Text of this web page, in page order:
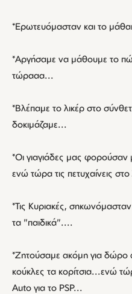
*Ερωτευόμασταν και το
*Αργήσαμε να μάθουμε το
τώρααα...
*Βλέπαμε το λικέρ στο
δοκιμάζαμε...
*Οι γιαγιάδες μας φορούσαν
ενώ τώρα τις πετυχαίνεις
*Τις Κυριακές,
τα "παιδικά"....
*Ζητούσαμε ακόμη για δώρο
κούκλες τα κορίτσια...ενώ
Auto για το PSP...